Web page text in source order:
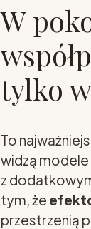
W
tylko
To
widzą
z
tym, że
przestrzenią